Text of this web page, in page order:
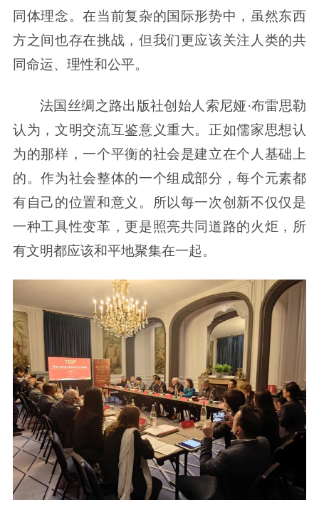
同体理念。在当前复杂的国际形势中，虽然东西
方之间也存在挑战，但我们更应该关注人类的共
同命运、理性和公平。
法国丝绸之路出版社创始人索尼娅·布雷思勒
认为，文明交流互鉴意义重大。正如儒家思想认
为的那样，一个平衡的社会是建立在个人基础上
的。作为社会整体的一个组成部分，每个元素都
有自己的位置和意义。所以每一次创新不仅仅是
一种工具性变革，更是照亮共同道路的火炬，所
有文明都应该和平地聚集在一起。